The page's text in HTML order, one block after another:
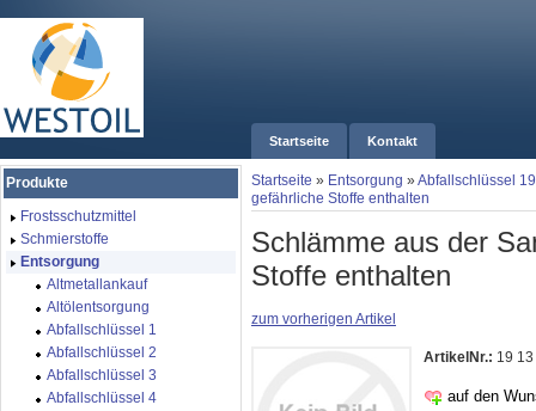
Startseite Kontakt
Startseite » Entsorgung »Abfallschlüssel 19
gefährliche Stoffe enthalten
Schlämme aus der
Stoffe enthalten
zum vorherigen Artikel
ArtikelNr.: 19
auf den
Produkte
Frostsschutzmittel
Schmierstoffe
Entsorgung
Altmetallankauf
Altölentsorgung
Abfallschlüssel 1
Abfallschlüssel 2
Abfallschlüssel 3
Abfallschlüssel 4